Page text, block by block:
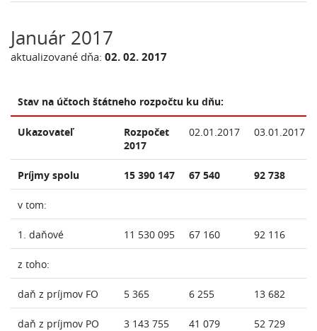
Január 2017
aktualizované dňa: 02. 02. 2017
Stav na účtoch štátneho rozpočtu ku dňu:
Ukazovateľ
Rozpočet
2017
02.01.2017 03.01.2017
Príjmy spolu 15 390 147 67 540 92 738
v tom:
1. daňové 11 530 095 67 160 92 116
z toho:
daň z príjmov FO 5 365 6 255 13 682
daň z príjmov PO 3 143 755 41 079 52 729